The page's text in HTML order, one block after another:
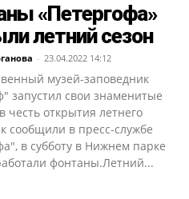
«Петергофа»
летний сезон
- 23.04.2022 14:12
музей-заповедник
запустил свои знаменитые
честь открытия летнего
сообщили в пресс-службе
в субботу в Нижнем парке
фонтаны.Летний...